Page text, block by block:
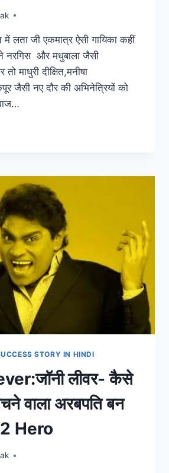
लता जी एकमात्र ऐसी गायिका कहीं
नरगिस और मधुबाला जैसी
माधुरी दीक्षित,मनीषा
जैसी नए दौर की अभिनेत्रियों को
STORY IN HINDI
लीवर- कैसे
वाला अरबपति बन
Hero